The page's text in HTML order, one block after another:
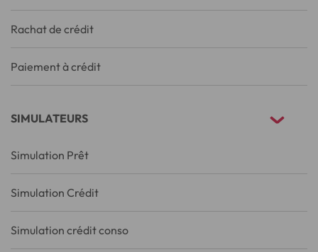
Rachat de crédit
Paiement à crédit
SIMULATEURS
Simulation Prêt
Simulation Crédit
Simulation crédit conso